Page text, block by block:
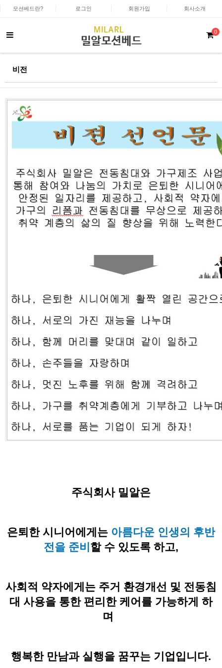
모션베드란? 로그인 회원가입 회사소개
0
비전
주식회사 밀알은
은퇴한 시니어에게는 아름다운 인생의 후반
전을 준비 할 수 있도록 하고,
사회적 약자에게는 주거 환경개선 및 전동침
대 사용을 통한 편리한 케어를 가능하게 하
며
행복한 만남과 실행을 꿈꾸는 기업입니다.